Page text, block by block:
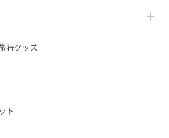
行グッズ
ト